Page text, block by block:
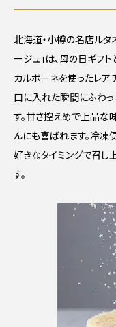
北海道・小樽の名店ルタ
ージュ」は、母の日ギフ
カルポーネを使ったレア
口に入れた瞬間にふわ
す。甘さ控えめで上品な
んにも喜ばれます。冷凍
好きなタイミングで召し
す。